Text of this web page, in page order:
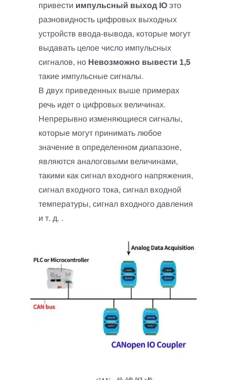
привести импульсный выход IO это
разновидность цифровых выходных
устройств ввода-вывода, которые могут
выдавать целое число импульсных
сигналов, но Невозможно вывести 1,5
такие импульсные сигналы.
В двух приведенных выше примерах
речь идет о цифровых величинах.
Непрерывно изменяющиеся сигналы,
которые могут принимать любое
значение в определенном диапазоне,
являются аналоговыми величинами,
такими как сигнал входного напряжения,
сигнал входного тока, сигнал входной
температуры, сигнал входного давления
и т. д. .